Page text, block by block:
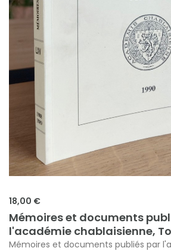
18,00 €
Mémoires et documents
l'académie chablaisienne,
Mémoires et documents publiés par